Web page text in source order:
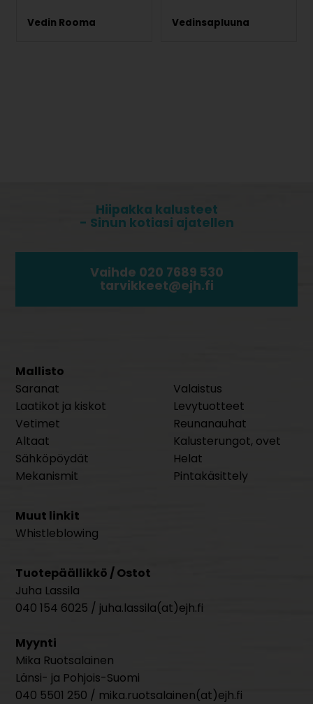
Vedin Rooma Vedinsapluuna
Hiipakka kalusteet
- Sinun kotiasi ajatellen
Vaihde 020 7689 530
tarvikkeet@ejh.fi
Mallisto
Saranat
Laatikot ja kiskot
Vetimet
Altaat
Sähköpöydät
Mekanismit
Valaistus
Levytuotteet
Reunanauhat
Kalusterungot, ovet
Helat
Pintakäsittely
Muut linkit
Whistleblowing
Tuotepäällikkö / Ostot
Juha Lassila
040 154 6025 / juha.lassila(at)ejh.fi
Myynti
Mika Ruotsalainen
Länsi- ja Pohjois-Suomi
040 5501 250 / mika.ruotsalainen(at)ejh.fi